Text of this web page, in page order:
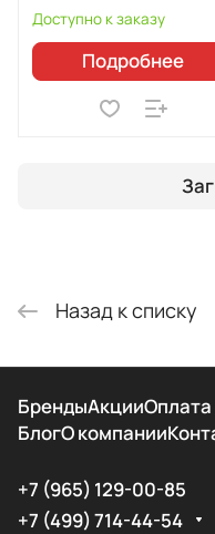
Доступно к заказу
Подробнее
Назад к списку
БрендыАкцииОплата
БлогО компании
+7 (965) 129-00-85
+7 (499) 714-44-54